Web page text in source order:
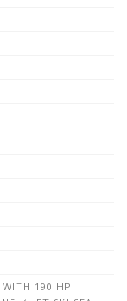
190 HP